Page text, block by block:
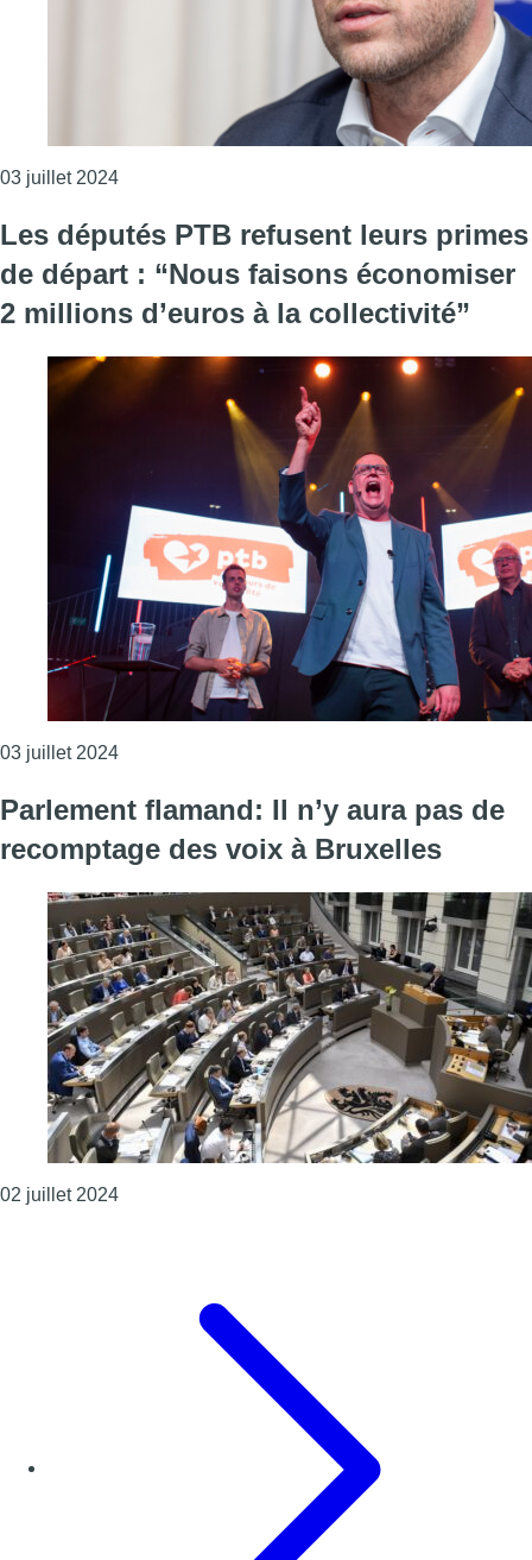
03 juillet 2024Consulter l'article "Sécurité et emploi: David
Les députés PTB refusent leurs primes
de départ : “Nous faisons économiser
2 millions d’euros à la collectivité”
03 juillet 2024Consulter l'article "Les députés PTB refusent
Parlement flamand: Il n’y aura pas de
recomptage des voix à Bruxelles
02 juillet 2024Consulter l'article "Parlement flamand: Il n’y